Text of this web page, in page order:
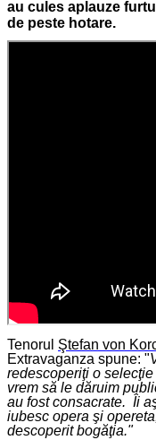
au cules aplauze
de peste hotare.
Tenorul Ştefan von
Extravaganza spune: "
redescoperiţi o
vrem să le dăruim
au fost consacrate. Îi
iubesc opera şi
descoperit bogăţia."